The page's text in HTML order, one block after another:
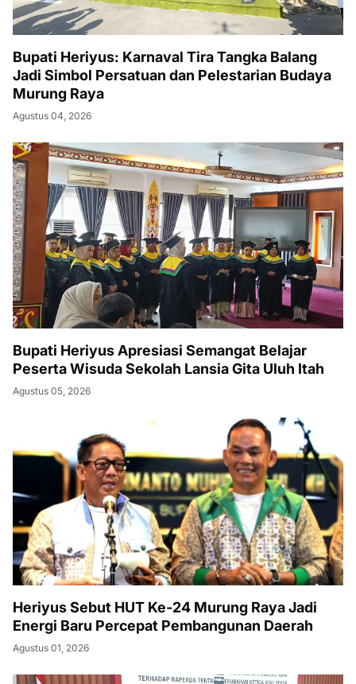
Bupati Heriyus: Karnaval Tira Tangka Balang
Jadi Simbol Persatuan dan Pelestarian Budaya
Murung Raya
Agustus 04, 2026
Bupati Heriyus Apresiasi Semangat Belajar
Peserta Wisuda Sekolah Lansia Gita Uluh Itah
Agustus 05, 2026
Heriyus Sebut HUT Ke-24 Murung Raya Jadi
Energi Baru Percepat Pembangunan Daerah
Agustus 01, 2026